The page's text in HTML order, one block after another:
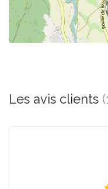
Les avis clients